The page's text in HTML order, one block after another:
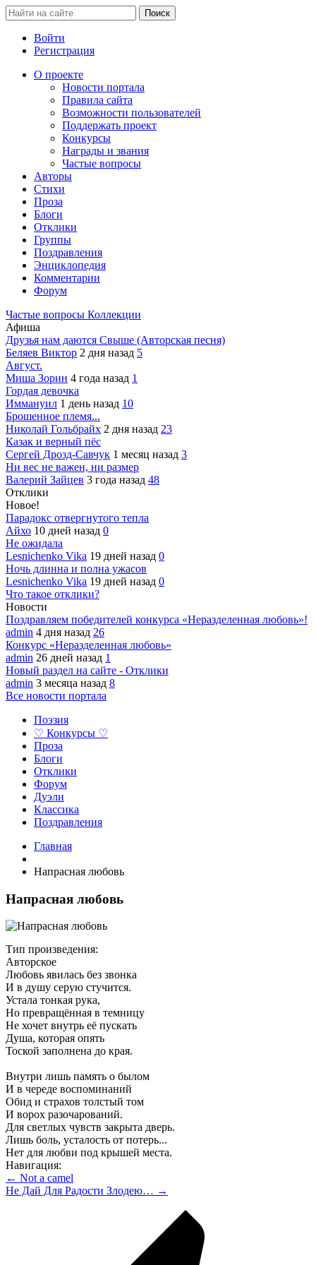
Войти
Регистрация
О проекте
Новости портала
Правила сайта
Возможности пользователей
Поддержать проект
Конкурсы
Награды и звания
Частые вопросы
Авторы
Стихи
Проза
Блоги
Отклики
Группы
Поздравления
Энциклопедия
Комментарии
Форум
Частые вопросы Коллекции
Афиша
Друзья нам даются Свыше (Авторская песня)
Беляев Виктор 2 дня назад 5
Август.
Миша Зорин 4 года назад 1
Гордая девочка
Иммануил 1 день назад 10
Брошенное племя...
Николай Гольбрайх 2 дня назад 23
Казак и верный пёс
Сергей Дрозд-Савчук 1 месяц назад 3
Ни вес не важен, ни размер
Валерий Зайцев 3 года назад 48
Отклики
Новое!
Парадокс отвергнутого тепла
Айхо 10 дней назад 0
Не ожидала
Lesnichenko Vika 19 дней назад 0
Ночь длинна и полна ужасов
Lesnichenko Vika 19 дней назад 0
Что такое отклики?
Новости
Поздравляем победителей конкурса «Неразделенная любовь»!
admin 4 дня назад 26
Конкурс «Неразделенная любовь»
admin 26 дней назад 1
Новый раздел на сайте - Отклики
admin 3 месяца назад 8
Все новости портала
Поэзия
♡ Конкурсы ♡
Проза
Блоги
Отклики
Форум
Дуэли
Классика
Поздравления
Главная
Напрасная любовь
Напрасная любовь
Тип произведения:
Авторское
Любовь явилась без звонка
И в душу серую стучится.
Устала тонкая рука,
Но превращённая в темницу
Не хочет внутрь её пускать
Душа, которая опять
Тоской заполнена до края.
Внутри лишь память о былом
И в череде воспоминаний
Обид и страхов толстый том
И ворох разочарований.
Для светлых чувств закрыта дверь.
Лишь боль, усталость от потерь...
Нет для любви под крышей места.
Навигация:
← Not a camel
Не Дай Для Радости Злодею… →